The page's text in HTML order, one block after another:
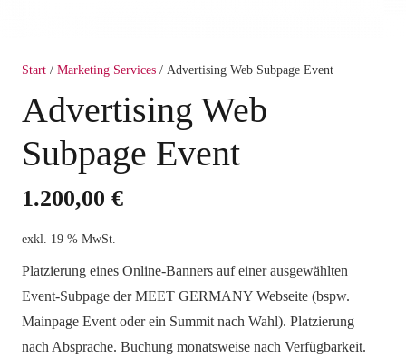
Start / Marketing Services / Advertising Web Subpage Event
Advertising Web
Subpage Event
1.200,00 €
exkl. 19 % MwSt.
Platzierung eines Online-Banners auf einer ausgewählten
Event-Subpage der MEET GERMANY Webseite (bspw.
Mainpage Event oder ein Summit nach Wahl). Platzierung
nach Absprache. Buchung monatsweise nach Verfügbarkeit.